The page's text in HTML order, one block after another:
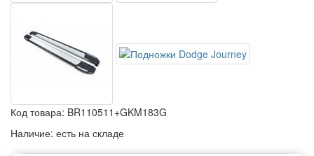
Код товара: BR110511+GKM183G
Наличие: есть на складе